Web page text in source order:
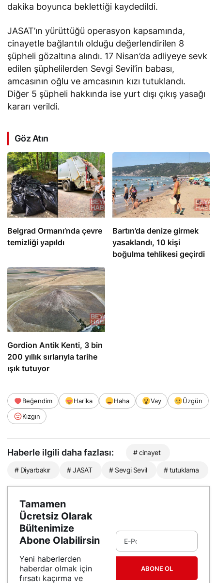
dakika boyunca beklettiği kaydedildi.
JASAT’ın yürüttüğü operasyon kapsamında,
cinayetle bağlantılı olduğu değerlendirilen 8
şüpheli gözaltına alındı. 17 Nisan’da adliyeye sevk
edilen şüphelilerden Sevgi Sevil’in babası,
amcasının oğlu ve amcasının kızı tutuklandı.
Diğer 5 şüpheli hakkında ise yurt dışı çıkış yasağı
kararı verildi.
Göz Atın
Belgrad Ormanı’nda çevre
temizliği yapıldı
Bartın’da denize girmek
yasaklandı, 10 kişi
boğulma tehlikesi geçirdi
Gordion Antik Kenti, 3 bin
200 yıllık sırlarıyla tarihe
ışık tutuyor
Beğendim Harika Haha Vay
Üzgün
Kızgın
Haberle ilgili daha fazlası: # cinayet
# Diyarbakır # JASAT # Sevgi Sevil # tutuklama
Tamamen
Ücretsiz Olarak
Bültenimize
Abone Olabilirsin
Yeni haberlerden
haberdar olmak için
fırsatı kaçırma ve
ABONE OL